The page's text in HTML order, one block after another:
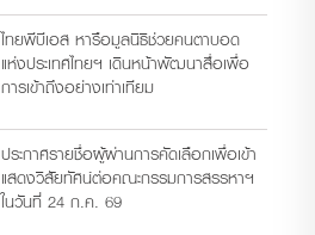
ไทยพีบีเอส หารือมูลนิธิช่วยคนตาบอด
แห่งประเทศไทยฯ เดินหน้าพัฒนาสื่อเพื่อ
การเข้าถึงอย่างเท่าเทียม
ประกาศรายชื่อผู้ผ่านการคัดเลือกเพื่อเข้า
แสดงวิสัยทัศน์ต่อคณะกรรมการสรรหาฯ
ในวันที่ 24 ก.ค. 69